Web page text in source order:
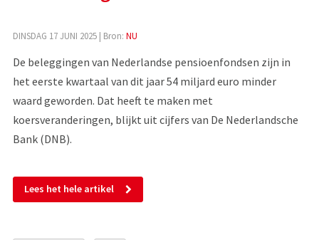
DINSDAG 17 JUNI 2025| Bron: NU
De beleggingen van Nederlandse pensioenfondsen zijn in
het eerste kwartaal van dit jaar 54 miljard euro minder
waard geworden. Dat heeft te maken met
koersveranderingen, blijkt uit cijfers van De Nederlandsche
Bank (DNB).
Lees het hele artikel